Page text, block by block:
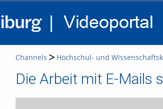
Channels Hochschul- und
Die Arbeit mit E-Mails